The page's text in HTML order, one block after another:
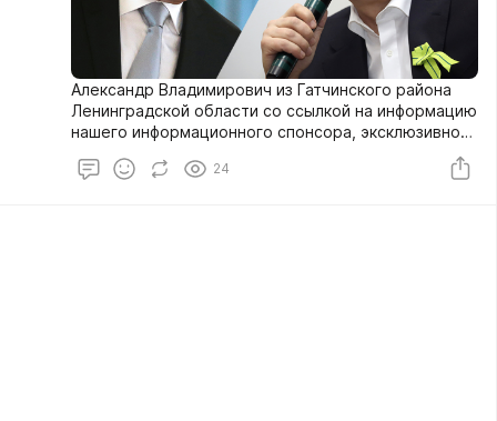
Александр Владимирович из Гатчинского района
Ленинградской области со ссылкой на информацию
нашего информационного спонсора, эксклюзивного
конфликте губернатора Санкт-Петербурга
24